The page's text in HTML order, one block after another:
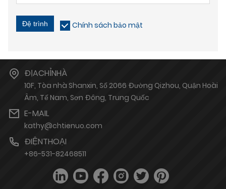
Đệ trình Chính sách bảo mật
ĐỊACHỈNHÀ
10F, Tòa nhà Shanxin, Số 2066 Đường Qizhou, Quận Hoài
Âm, Tế Nam, Sơn Đông, Trung Quốc
E-MAIL
kathy@chtienuo.com
ĐIỆNTHOẠI
+86-531-82468511